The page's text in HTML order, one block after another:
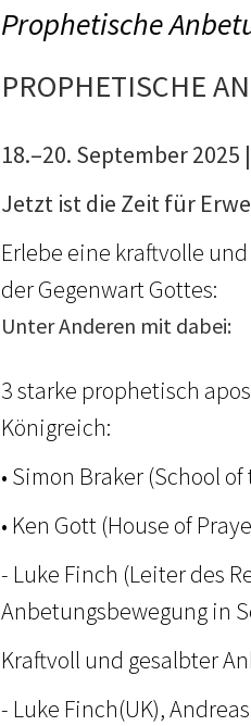
Prophetische
PROPHETISCHE
18.–20. September 2025
Jetzt ist die Zeit für
Erlebe eine kraftvolle
der Gegenwart Gottes:
Unter Anderen mit dabei:
3 starke prophetisch
Königreich:
• Simon Braker (School
• Ken Gott (House of
- Luke Finch (Leiter des
Anbetungsbewegung in
Kraftvoll und gesalbter
- Luke Finch(UK),